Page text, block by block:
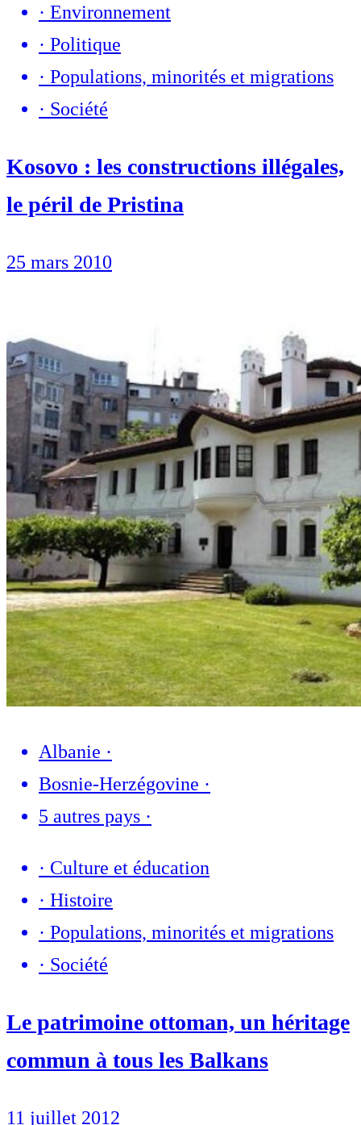
· Environnement
· Politique
· Populations, minorités et migrations
· Société
Kosovo : les constructions illégales,
le péril de Pristina
25 mars 2010
Albanie ·
Bosnie-Herzégovine ·
5 autres pays ·
· Culture et éducation
· Histoire
· Populations, minorités et migrations
· Société
Le patrimoine ottoman, un héritage
commun à tous les Balkans
11 juillet 2012